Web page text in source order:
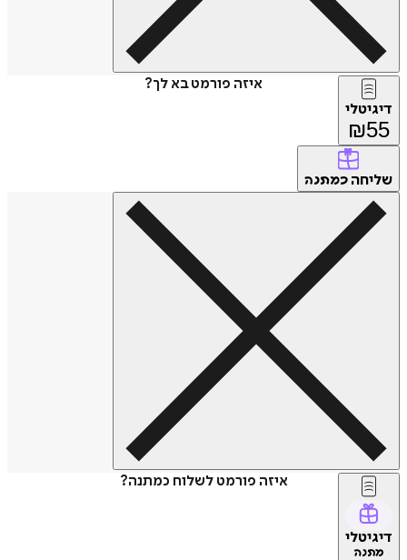
איזה פורמט בא לך?
דיגיטלי
₪55
שליחה כמתנה
איזה פורמט לשלוח כמתנה?
דיגיטלי
מתנה